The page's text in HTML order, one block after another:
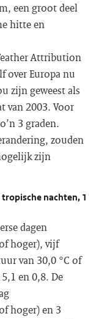
een groot deel
hitte en
Attribution
over Europa nu
zijn geweest als
van 2003. Voor
3 graden.
zouden
zijn
tropische nachten, 1
dagen
hoger), vijf
van 30,0 °C of
en 0,8. De
hoger) en 3